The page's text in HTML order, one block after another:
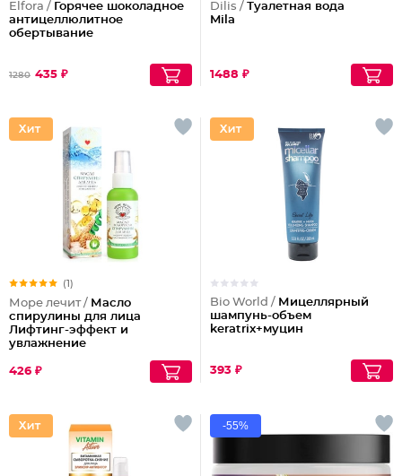
Elfora / Горячее шоколадное
антицеллюлитное
обертывание
1280 435 ₽
Dilis / Туалетная вода
Mila
1488 ₽
(1)
Море лечит / Масло
спирулины для лица
Лифтинг-эффект и
увлажнение
426 ₽
Bio World / Мицеллярный
шампунь-объем
keratrix+муцин
393 ₽
-55%